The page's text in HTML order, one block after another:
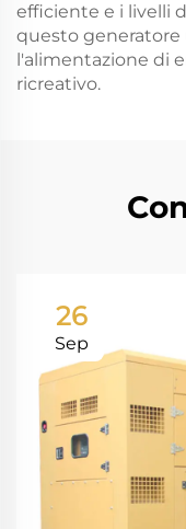
efficiente e i livelli
questo generatore
l'alimentazione di
ricreativo.
26
Sep